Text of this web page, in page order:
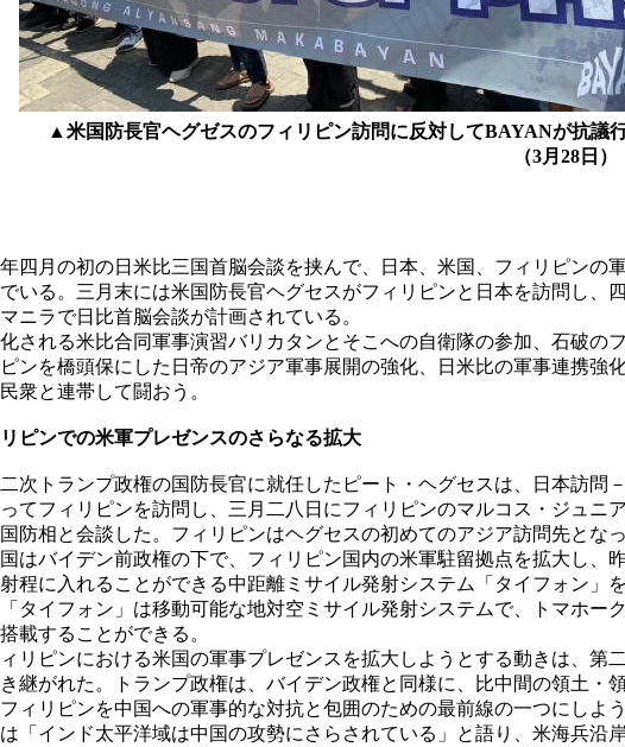
▲米国防長官ヘグゼスのフィリピン訪問に反対してBAYANが抗議
3月28日）
四月の初の日米比三国首脳会談を挟んで、日本、米国、フィリピンの
いる。三月末には米国防長官ヘグセスがフィリピンと日本を訪問し、
ニラで日比首脳会談が計画されている。
される米比合同軍事演習バリカタンとそこへの自衛隊の参加、石破の
ンを橋頭保にした日帝のアジア軍事展開の強化、日米比の軍事連携強
衆と連帯して闘おう。
ピンでの米軍プレゼンスのさらなる拡大
次トランプ政権の国防長官に就任したピート・ヘグセスは、日本訪問
てフィリピンを訪問し、三月二八日にフィリピンのマルコス・ジュニ
国防相と会談した。フィリピンはヘグセスの初めてのアジア訪問先となっ
はバイデン前政権の下で、フィリピン国内の米軍駐留拠点を拡大し、
程に入れることができる中距離ミサイル発射システム「タイフォン」
タイフォン」は移動可能な地対空ミサイル発射システムで、トマホー
載することができる。
リピンにおける米国の軍事プレゼンスを拡大しようとする動きは、第
継がれた。トランプ政権は、バイデン政権と同様に、比中間の領土・
ィリピンを中国への軍事的な対抗と包囲のための最前線の一つにしよ
「インド太平洋域は中国の攻勢にさらされている」と語り、米海兵沿